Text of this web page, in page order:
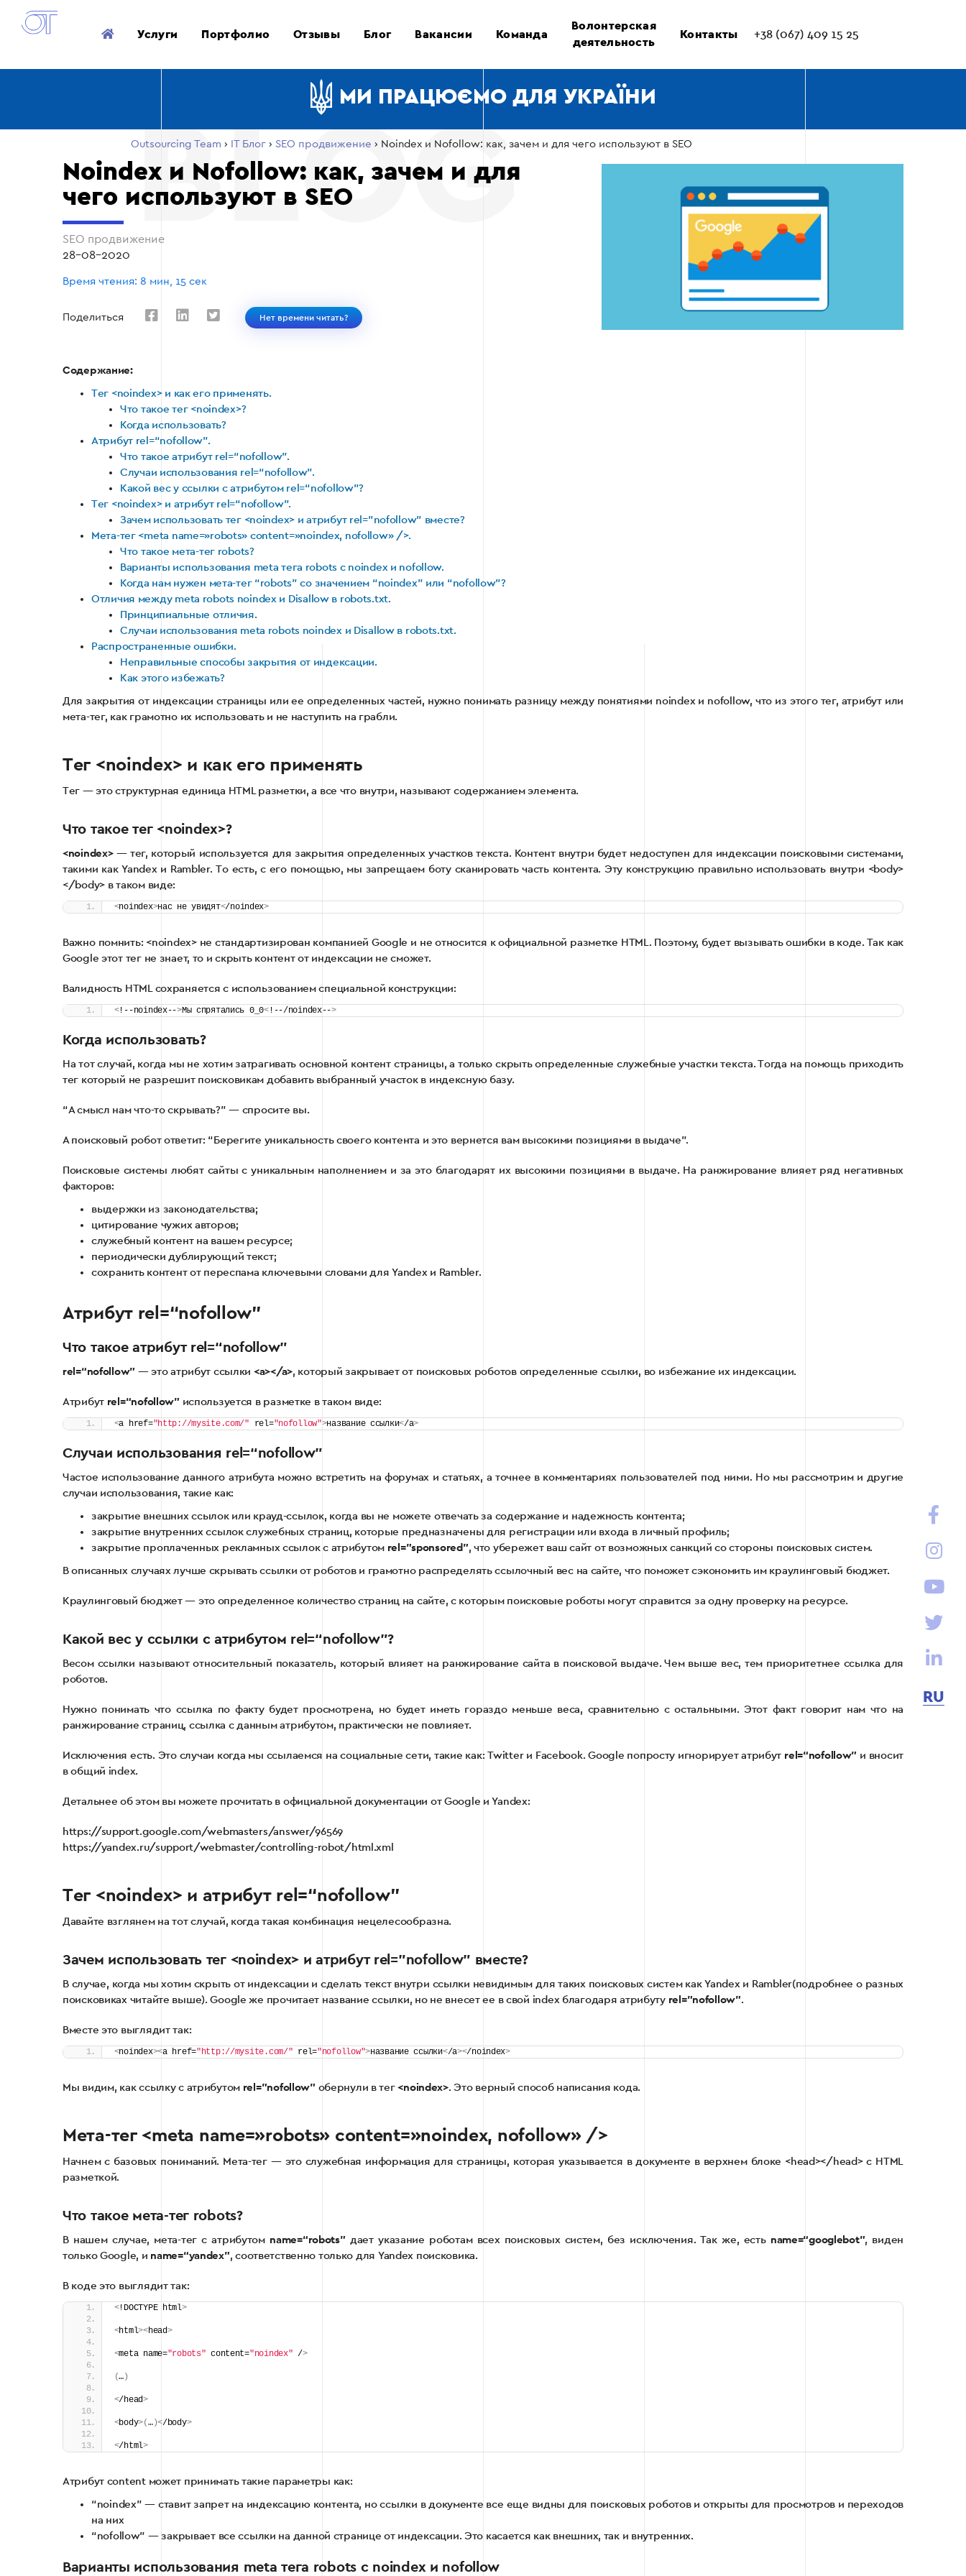
Услуги Портфолио Отзывы Блог Вакансии Команда
Волонтерская
деятельность
Контакты +38 (067) 409 15 25
МИ ПРАЦЮЄМО ДЛЯ УКРАЇНИ
Outsourcing Team › ІТ Блог › SEO продвижение › Noindex и Nofollow: как, зачем и для чего используют в SEO
RU
Noindex и Nofollow: как, зачем и для
чего используют в SEO
SEO продвижение
28-08-2020
Время чтения: 8 мин, 15 сек
Поделиться Нет времени читать?
Содержание:
Тег <noindex> и как его применять.
Что такое тег <noindex>?
Когда использовать?
Атрибут rel=“nofollow”.
Что такое атрибут rel=“nofollow”.
Случаи использования rel=“nofollow”.
Какой вес у ссылки с атрибутом rel=“nofollow”?
Тег <noindex> и атрибут rel=“nofollow”.
Зачем использовать тег <noindex> и атрибут rel=”nofollow” вместе?
Мета-тег <meta name=»robots» content=»noindex, nofollow» />.
Что такое мета-тег robots?
Варианты использования meta тега robots с noindex и nofollow.
Когда нам нужен мета-тег “robots” со значением “noindex” или “nofollow”?
Отличия между meta robots noindex и Disallow в robots.txt.
Принципиальные отличия.
Случаи использования meta robots noindex и Disallow в robots.txt.
Распространенные ошибки.
Неправильные способы закрытия от индексации.
Как этого избежать?
Для закрытия от индексации страницы или ее определенных частей, нужно понимать разницу между понятиями noindex и nofollow, что из этого тег, атрибут или
мета-тег, как грамотно их использовать и не наступить на грабли.
Тег <noindex> и как его применять
Тег — это структурная единица HTML разметки, а все что внутри, называют содержанием элемента.
Что такое тег <noindex>?
<noindex>— тег, который используется для закрытия определенных участков текста. Контент внутри будет недоступен для индексации поисковыми системами,
такими как Yandex и Rambler. То есть, с его помощью, мы запрещаем боту сканировать часть контента. Эту конструкцию правильно использовать внутри <body>
</body> в таком виде:
<noindex>нас не увидят</noindex>
Важно помнить: <noindex> не стандартизирован компанией Google и не относится к официальной разметке HTML. Поэтому, будет вызывать ошибки в коде. Так как
Google этот тег не знает, то и скрыть контент от индексации не сможет.
Валидность HTML сохраняется с использованием специальной конструкции:
<!--noindex-->Мы спрятались 0_0<!--/noindex-->
Когда использовать?
На тот случай, когда мы не хотим затрагивать основной контент страницы, а только скрыть определенные служебные участки текста. Тогда на помощь приходить
тег который не разрешит поисковикам добавить выбранный участок в индексную базу.
“А смысл нам что-то скрывать?” — спросите вы.
А поисковый робот ответит: “Берегите уникальность своего контента и это вернется вам высокими позициями в выдаче”.
Поисковые системы любят сайты с уникальным наполнением и за это благодарят их высокими позициями в выдаче. На ранжирование влияет ряд негативных
факторов:
выдержки из законодательства;
цитирование чужих авторов;
служебный контент на вашем ресурсе;
периодически дублирующий текст;
сохранить контент от переспама ключевыми словами для Yandex и Rambler.
Атрибут rel=“nofollow”
Что такое атрибут rel=“nofollow”
rel=“nofollow” — это атрибут ссылки <a></a>, который закрывает от поисковых роботов определенные ссылки, во избежание их индексации.
Атрибут rel=“nofollow” используется в разметке в таком виде:
<a href="http://mysite.com/" rel="nofollow">название ссылки</a>
Случаи использования rel=“nofollow”
Частое использование данного атрибута можно встретить на форумах и статьях, а точнее в комментариях пользователей под ними. Но мы рассмотрим и другие
случаи использования, такие как:
закрытие внешних ссылок или крауд-ссылок, когда вы не можете отвечать за содержание и надежность контента;
закрытие внутренних ссылок служебных страниц, которые предназначены для регистрации или входа в личный профиль;
закрытие проплаченных рекламных ссылок с атрибутом rel=”sponsored”, что убережет ваш сайт от возможных санкций со стороны поисковых систем.
В описанных случаях лучше скрывать ссылки от роботов и грамотно распределять ссылочный вес на сайте, что поможет сэкономить им краулинговый бюджет.
Краулинговый бюджет — это определенное количество страниц на сайте, с которым поисковые роботы могут справится за одну проверку на ресурсе.
Какой вес у ссылки с атрибутом rel=“nofollow”?
Весом ссылки называют относительный показатель, который влияет на ранжирование сайта в поисковой выдаче. Чем выше вес, тем приоритетнее ссылка для
роботов.
Нужно понимать что ссылка по факту будет просмотрена, но будет иметь гораздо меньше веса, сравнительно с остальными. Этот факт говорит нам что на
ранжирование страниц, ссылка с данным атрибутом, практически не повлияет.
Исключения есть. Это случаи когда мы ссылаемся на социальные сети, такие как: Twitter и Facebook. Google попросту игнорирует атрибут rel=“nofollow” и вносит
в общий index.
Детальнее об этом вы можете прочитать в официальной документации от Google и Yandex:
https://support.google.com/webmasters/answer/96569
https://yandex.ru/support/webmaster/controlling-robot/html.xml
Тег <noindex> и атрибут rel=“nofollow”
Давайте взглянем на тот случай, когда такая комбинация нецелесообразна.
Зачем использовать тег <noindex> и атрибут rel=”nofollow” вместе?
В случае, когда мы хотим скрыть от индексации и сделать текст внутри ссылки невидимым для таких поисковых систем как Yandex и Rambler(подробнее о разных
поисковиках читайте выше). Google же прочитает название ссылки, но не внесет ее в свой index благодаря атрибутуrel=”nofollow”.
Вместе это выглядит так:
<noindex><a href="http://mysite.com/" rel="nofollow">название ссылки</a></noindex>
Мы видим, как ссылку с атрибутом rel=”nofollow” обернули в тег<noindex>. Это верный способ написания кода.
Мета-тег <meta name=»robots» content=»noindex, nofollow» />
Начнем с базовых пониманий. Мета-тег — это служебная информация для страницы, которая указывается в документе в верхнем блоке <head></head> с HTML
разметкой.
Что такое мета-тег robots?
В нашем случае, мета-тег с атрибутомname=“robots” дает указание роботам всех поисковых систем, без исключения. Так же, есть name=“googlebot”, виден
только Google, и name=“yandex”, соответственно только для Yandex поисковика.
В коде это выглядит так:
<!DOCTYPE html>
<html><head>
<meta name="robots" content="noindex" />
(… )
</head>
<body>(…)</body>
</html>
Атрибут content может принимать такие параметры как:
“noindex” — ставит запрет на индексацию контента, но ссылки в документе все еще видны для поисковых роботов и открыты для просмотров и переходов
на них
“nofollow” — закрывает все ссылки на данной странице от индексации. Это касается как внешних, так и внутренних.
Варианты использования meta тега robots с noindex и nofollow